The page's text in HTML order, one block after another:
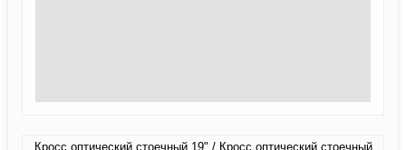
Кросс оптический стоечный 19" / Кросс оптический стоечный